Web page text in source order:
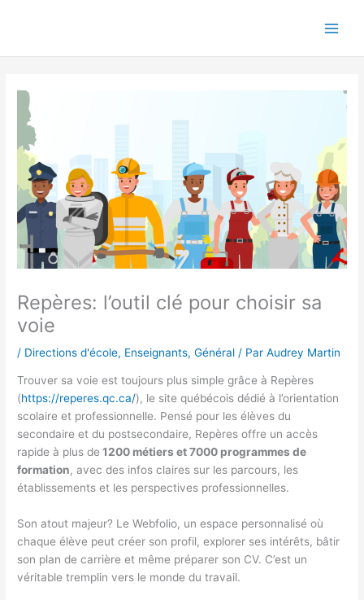
Repères: l’outil clé pour choisir sa
voie
/ Directions d'école, Enseignants,Général / ParAudrey Martin
Trouver sa voie est toujours plus simple grâce à Repères
(https://reperes.qc.ca/), le site québécois dédié à l’orientation
scolaire et professionnelle. Pensé pour les élèves du
secondaire et du postsecondaire, Repères offre un accès
rapide à plus de 1200 métiers et 7000 programmes de
formation, avec des infos claires sur les parcours, les
établissements et les perspectives professionnelles.
Son atout majeur? Le Webfolio, un espace personnalisé où
chaque élève peut créer son profil, explorer ses intérêts, bâtir
son plan de carrière et même préparer son CV. C’est un
véritable tremplin vers le monde du travail.